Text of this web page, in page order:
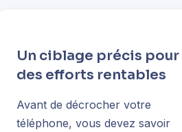
Un ciblage précis pour
des efforts rentables
Avant de décrocher votre
téléphone, vous devez savoir